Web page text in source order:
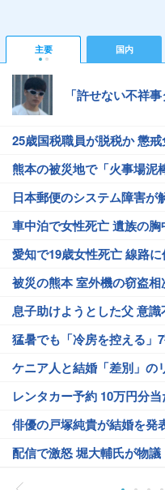
主要 国内
「許せない不祥
25歳国税職員が脱税か 懲
熊本の被災地で「火事場泥
日本郵便のシステム障害が
車中泊で女性死亡 遺族の胸
愛知で19歳女性死亡 線路
被災の熊本 室外機の窃盗相
息子助けようとした父 意識
猛暑でも「冷房を控える」
ケニア人と結婚「差別」の
レンタカー予約 10万円分当
俳優の戸塚純貴が結婚を発
配信で激怒 堀大輔氏が物議